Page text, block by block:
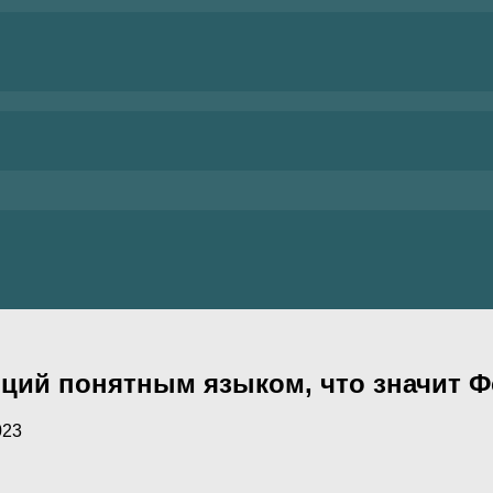
понятным языком, что значит